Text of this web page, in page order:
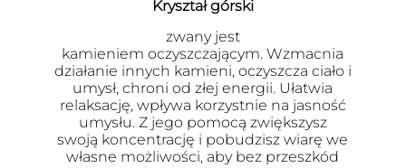
Kryształ górski
zwany jest
kamieniem oczyszczającym. Wzmacnia
działanie innych kamieni, oczyszcza ciało i
umysł, chroni od złej energii. Ułatwia
relaksację, wpływa korzystnie na jasność
umysłu. Z jego pomocą zwiększysz
swoją koncentrację i pobudzisz wiarę we
własne możliwości, aby bez przeszkód